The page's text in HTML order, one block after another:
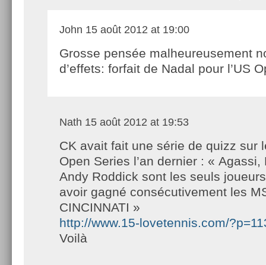
John 15 août 2012 at 19:00
Grosse pensée malheureusement
d’effets: forfait de Nadal pour l’US
Nath 15 août 2012 at 19:53
CK avait fait une série de quizz sur
Open Series l’an dernier : « Agassi,
Andy Roddick sont les seuls
avoir gagné consécutivement les
CINCINNATI »
http://www.15-lovetennis.com/
Voilà